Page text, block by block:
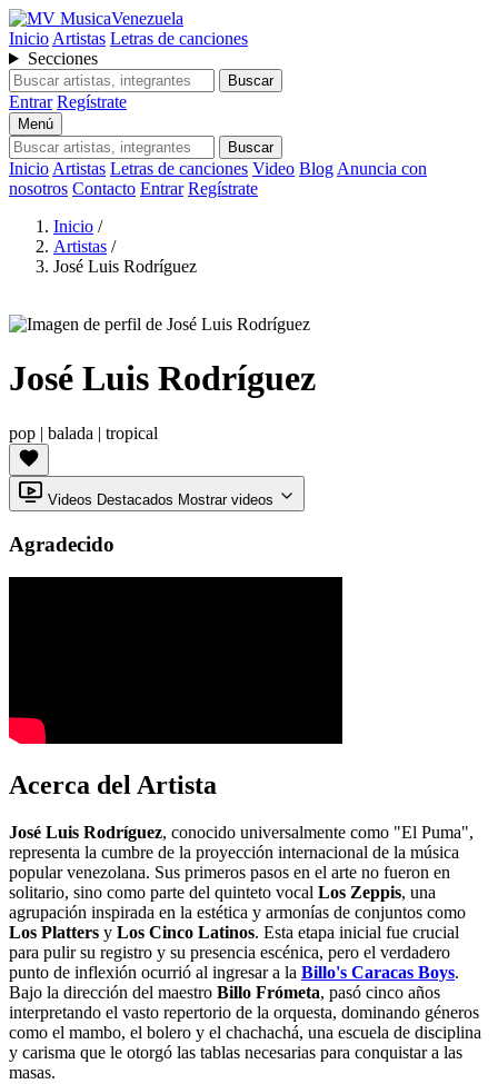
MusicaVenezuela
Inicio Artistas Letras de canciones
Secciones
Buscar
Entrar Regístrate
Menú
Buscar
Inicio Artistas Letras de canciones Video Blog Anuncia con
nosotros Contacto Entrar Regístrate
Inicio /
Artistas /
José Luis Rodríguez
José Luis Rodríguez
pop | balada | tropical
Videos Destacados Mostrar videos
Agradecido
Acerca del Artista
José Luis Rodríguez, conocido universalmente como "El Puma",
representa la cumbre de la proyección internacional de la música
popular venezolana. Sus primeros pasos en el arte no fueron en
solitario, sino como parte del quinteto vocal Los Zeppis, una
agrupación inspirada en la estética y armonías de conjuntos como
Los Platters y Los Cinco Latinos. Esta etapa inicial fue crucial
para pulir su registro y su presencia escénica, pero el verdadero
punto de inflexión ocurrió al ingresar a la Billo's Caracas Boys.
Bajo la dirección del maestro Billo Frómeta, pasó cinco años
interpretando el vasto repertorio de la orquesta, dominando géneros
como el mambo, el bolero y el chachachá, una escuela de disciplina
y carisma que le otorgó las tablas necesarias para conquistar a las
masas.